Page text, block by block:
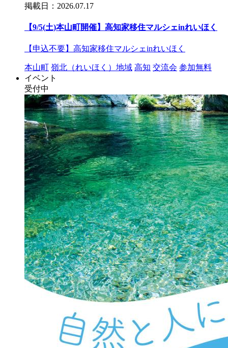
掲載日：2026.07.17
【9/5(土)本山町開催】高知家移住マルシェinれいほく
【申込不要】高知家移住マルシェinれいほく
本山町 嶺北（れいほく）地域 高知 交流会 参加無料
イベント
受付中